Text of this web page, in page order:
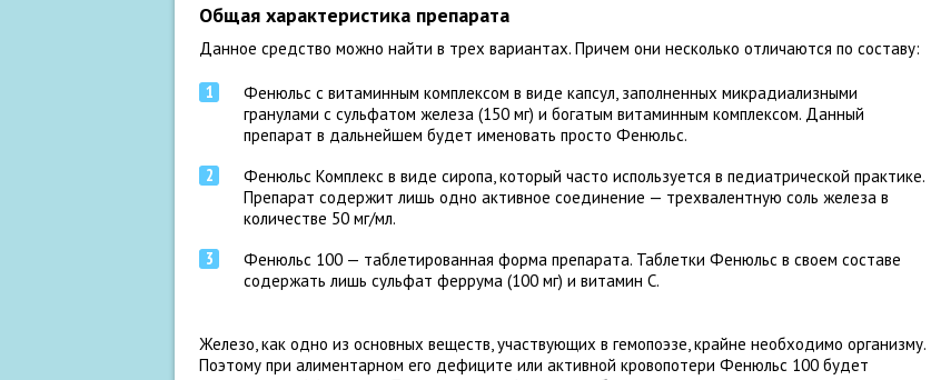
Общая характеристика препарата
Данное средство можно найти в трех вариантах. Причем они несколько отличаются по составу:
Фенюльс с витаминным комплексом в виде капсул, заполненных микрадиализными
гранулами с сульфатом железа (150 мг) и богатым витаминным комплексом. Данный
препарат в дальнейшем будет именовать просто Фенюльс.
Фенюльс Комплекс в виде сиропа, который часто используется в педиатрической практике.
Препарат содержит лишь одно активное соединение — трехвалентную соль железа в
количестве 50 мг/мл.
Фенюльс 100 — таблетированная форма препарата. Таблетки Фенюльс в своем составе
содержать лишь сульфат феррума (100 мг) и витамин С.
Железо, как одно из основных веществ, участвующих в гемопоэзе, крайне необходимо организму.
Поэтому при алиментарном его дефиците или активной кровопотери Фенюльс 100 будет